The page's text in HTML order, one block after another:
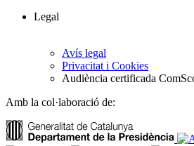
Legal
Avís legal
Privacitat i Cookies
Audiència certificada
Amb la col·laboració de: